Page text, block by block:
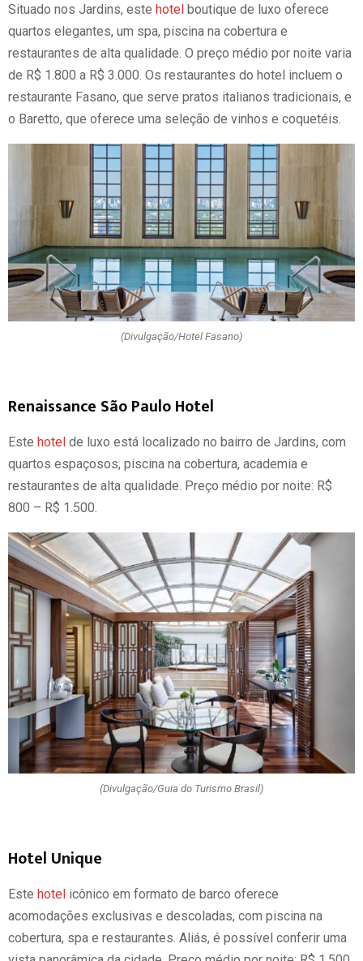
Situado nos Jardins, este hotel boutique de luxo oferece
quartos elegantes, um spa, piscina na cobertura e
restaurantes de alta qualidade. O preço médio por noite varia
de R$ 1.800 a R$ 3.000. Os restaurantes do hotel incluem o
restaurante Fasano, que serve pratos italianos tradicionais, e
o Baretto, que oferece uma seleção de vinhos e coquetéis.
(Divulgação/Hotel Fasano)
Renaissance São Paulo Hotel
Este hotel de luxo está localizado no bairro de Jardins, com
quartos espaçosos, piscina na cobertura, academia e
restaurantes de alta qualidade. Preço médio por noite: R$
800 – R$ 1.500.
(Divulgação/Guia do Turismo Brasil)
Hotel Unique
Este hotel icônico em formato de barco oferece
acomodações exclusivas e descoladas, com piscina na
cobertura, spa e restaurantes. Aliás, é possível conferir uma